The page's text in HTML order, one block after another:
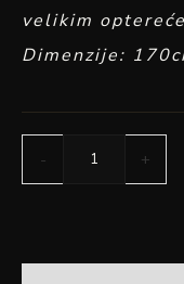
velikim
Dimenzije:
- +